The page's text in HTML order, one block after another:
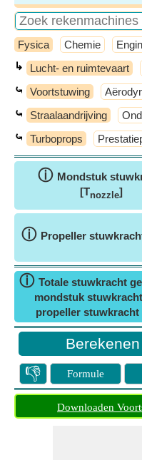
Fysica Chemie
↳ Lucht- en ruimtevaart
⤿ Voortstuwing
⤿ Straalaandrijving
⤿ Turboprops
ⓘ Mondstuk
[Tnozzle]
ⓘ Propeller
ⓘ Totale stuwkracht
mondstuk
propeller stuwkracht
👎 Formule
Downloaden